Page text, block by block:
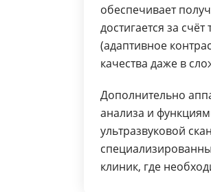
обеспечивает
достигается за
(адаптивное
качества даже в
Дополнительно
анализа и
ультразвуковой
клиник, где